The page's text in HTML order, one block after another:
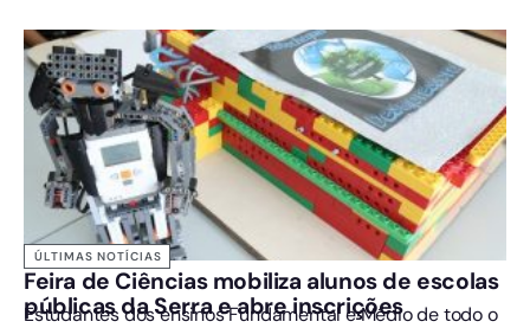
ÚLTIMAS NOTÍCIAS
Feira de Ciências mobiliza alunos de escolas
públicas da Serra e abre inscrições
Estudantes dos ensinos Fundamental e Médio de todo o